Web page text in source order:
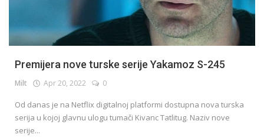
Premijera nove turske serije Yakamoz S-245
Milt Apr 20, 2022 0
Od danas je na Netflix digitalnoj platformi dostupna nova turska
serija u kojoj glavnu ulogu tumači Kivanc Tatlitug. Naziv nove
serije...